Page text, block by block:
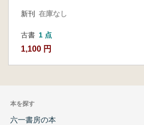
新刊 在庫なし
古書 1 点
1,100 円
本を探す
六一書房の本